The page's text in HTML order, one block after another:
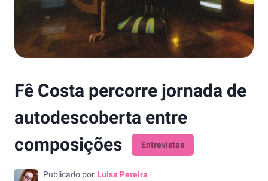
Fê Costa percorre jornada de
autodescoberta entre
composições
Entrevistas
Publicado por Luisa Pereira